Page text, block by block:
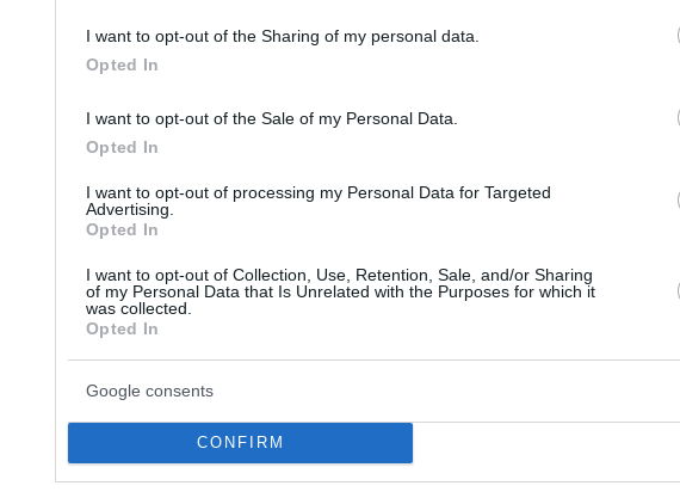
I want to opt-out of the Sharing of my personal data.
Opted In
I want to opt-out of the Sale of my Personal Data.
Opted In
I want to opt-out of processing my Personal Data for Targeted
Advertising.
Opted In
I want to opt-out of Collection, Use, Retention, Sale, and/or Sharing
of my Personal Data that Is Unrelated with the Purposes for which it
was collected.
Opted In
Google consents
CONFIRM